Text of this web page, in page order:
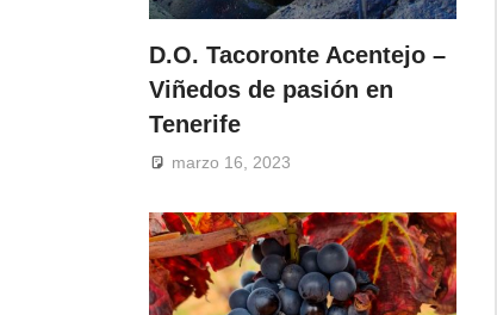
D.O. Tacoronte Acentejo –
Viñedos de pasión en
Tenerife
marzo 16, 2023